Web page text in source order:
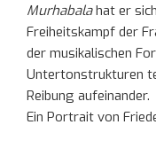
Murhabalahat er
Freiheitskampf der
der musikalischen
Untertonstrukturen
Reibung aufeinander.
Ein Portrait von